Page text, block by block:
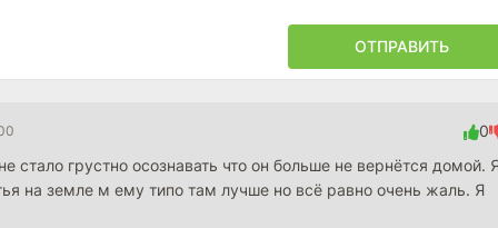
ОТПРАВИТЬ
0
стало грустно осознавать что он больше не вернётся домой.
на земле м ему типо там лучше но всё равно очень жаль. Я